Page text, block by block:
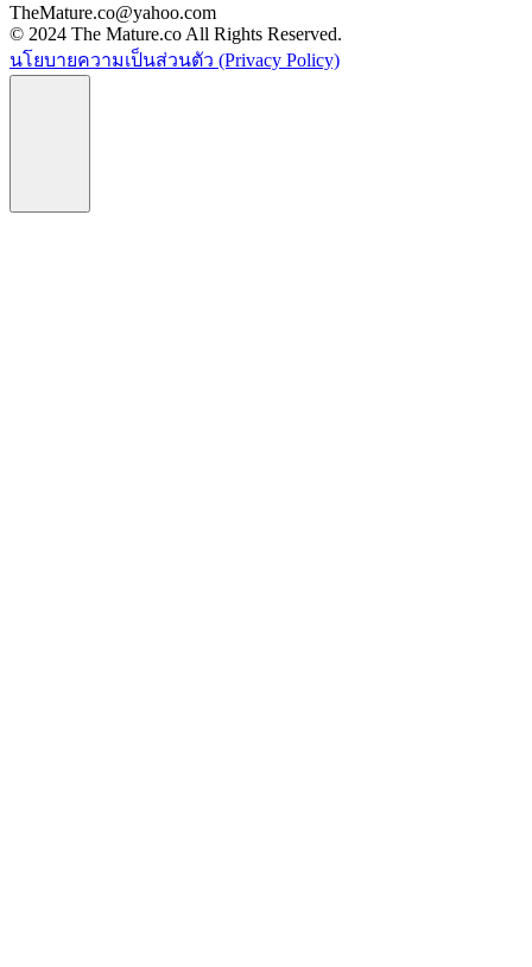
TheMature.co@yahoo.com
© 2024 The Mature.co All Rights Reserved.
นโยบายความเป็นส่วนตัว (Privacy Policy)